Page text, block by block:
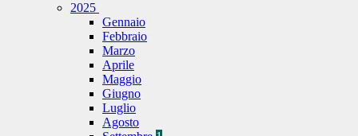
2025
Gennaio
Febbraio
Marzo
Aprile
Maggio
Giugno
Luglio
Agosto